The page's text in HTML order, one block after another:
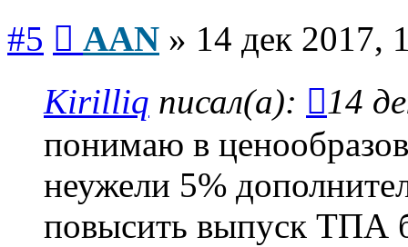
#5 AAN » 14 дек 2017,
Kirilliq писал(а):
14
понимаю в
неужели 5%
повысить выпуск ТПА